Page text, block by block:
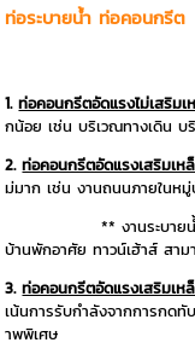
ท่อระบายน้ำ ท่อคอนกรีต
1.ท่อคอนกรีตอัดแรงไม่เสริมเ
กน้อย เช่น บริเวณทางเดิน บ
2.ท่อคอนกรีตอัดแรงเสริมเ
ม่มาก เช่น งานถนนภา
** งานระบายน้ำทั่วไป
บ้านพักอาศัย ทาวน์เฮ้าส์ สาม
3.ท่อคอนกรีตอัดแรงเสริมเ
เน้นการรับกำลังจากการกด
าพพิเศษ